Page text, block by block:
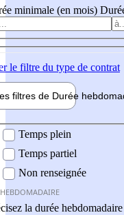
minimale (en mois)
le filtre du type de contrat
filtres de Durée hebdo
Temps plein
Temps partiel
Non renseignée
la durée hebdomadaire